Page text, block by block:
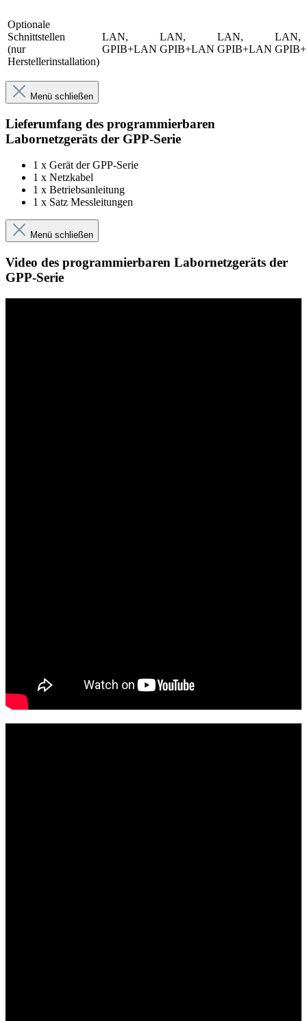
Optionale
Schnittstellen
(nur
Herstellerinstallation)
LAN,
GPIB+LAN
LAN,
GPIB+LAN
LAN,
GPIB+LAN
LAN,
Menü schließen
Lieferumfang des programmierbaren
Labornetzgeräts der GPP-Serie
1 x Gerät der GPP-Serie
1 x Netzkabel
1 x Betriebsanleitung
1 x Satz Messleitungen
Menü schließen
Video des programmierbaren Labornetzgeräts der
GPP-Serie